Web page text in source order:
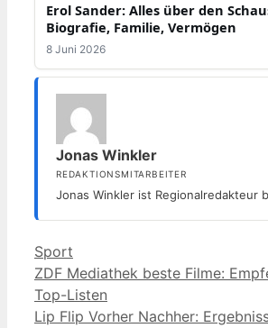
Erol Sander: Alles über den
Biografie, Familie, Vermögen
8 Juni 2026
Jonas Winkler
REDAKTIONSMITARBEITER
Jonas Winkler ist Regionalredakteur
Kategorien
Sport
ZDF Mediathek beste Filme:
Top-Listen
Lip Flip Vorher Nachher: